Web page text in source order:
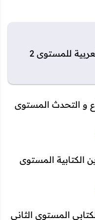
الاختبار الثالث في اللغة العربية للمستوى 2
و التحدث المستوى
الكتابية المستوى
المستوى الثاني